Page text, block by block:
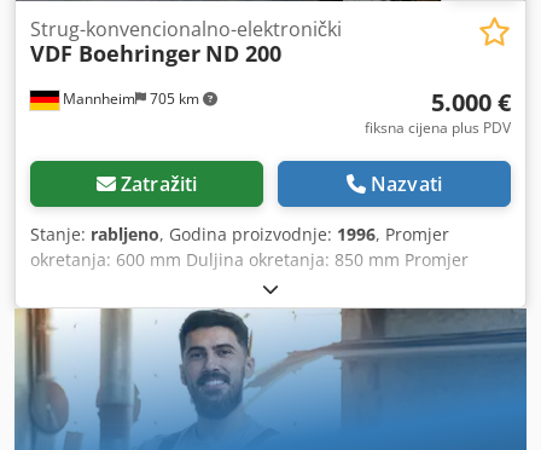
Mannheim 705 km
Strug-konvencionalno-elektronički
VDF Boehringer ND 200
5.000 €
fiksna cijena plus PDV
Zatražiti Nazvati
Stanje: rabljeno, Godina proizvodnje: 1996, Promjer
okretanja: 600 mm Duljina okretanja: 850 mm Promjer
okretanja iznad poprečne sanjke: 434 mm Upravljački
sustav: Siemens Sinumerik 840D Ukupna potrebna snaga:
54 kW Masa stroja: približno 10 t Potrebna površina:
približno 6000x2800 mm Brzina vrtnje vretena (maks.):
približno 0–4500 o/min Promjer provrta vretena: približno
65 mm Stožac vretena: najčešće DIN 55026 A6 / ISO stožac
Hod osi X: približno 220 mm Hod osi Z: približno 950 mm